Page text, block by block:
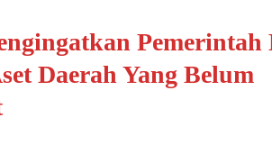
Pemerintah
Daerah Yang Belum